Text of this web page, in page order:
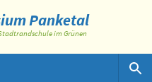
Panketal
im Grünen